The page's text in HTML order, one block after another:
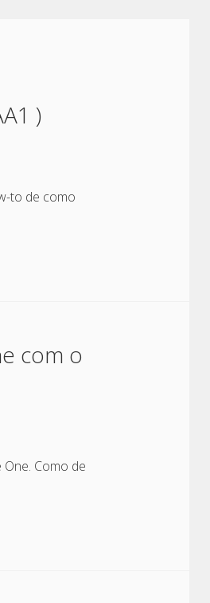
)
to de como
com o
Como de